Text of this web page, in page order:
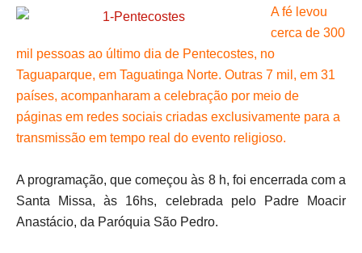
A fé levou
cerca de 300
mil pessoas ao último dia de Pentecostes, no
Taguaparque, em Taguatinga Norte. Outras 7 mil, em 31
países, acompanharam a celebração por meio de
páginas em redes sociais criadas exclusivamente para a
transmissão em tempo real do evento religioso.
A programação, que começou às 8 h, foi encerrada com a
Santa Missa, às 16hs, celebrada pelo Padre Moacir
Anastácio, da Paróquia São Pedro.